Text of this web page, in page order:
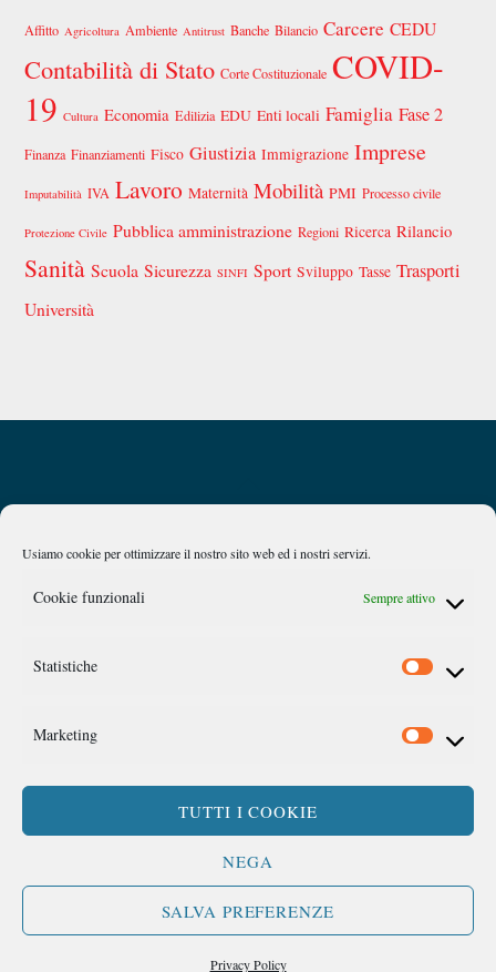
Usiamo cookie per ottimizzare il nostro sito web ed i nostri servizi.
Cookie funzionali Sempre attivo
Statistiche
Marketing
TUTTI I COOKIE
NEGA
SALVA PREFERENZE
Privacy Policy
Affitto Agricoltura Ambiente Antitrust Banche Bilancio Carcere CEDU
Contabilità di Stato Corte Costituzionale COVID-
19 Cultura Economia Edilizia EDU Enti locali Famiglia Fase 2
Finanza Finanziamenti Fisco Giustizia Immigrazione Imprese
Imputabilità IVA Lavoro Maternità Mobilità PMI Processo civile
Protezione Civile Pubblica amministrazione Regioni Ricerca Rilancio
Sanità Scuola Sicurezza SINFI Sport Sviluppo Tasse Trasporti
Università
Top
Privacy Policy Chi siamo
Caan
©Link Campus University
SEGUICI SU: